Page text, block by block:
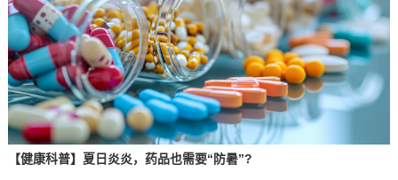
【健康科普】夏日炎炎，药品也需要“防暑”?